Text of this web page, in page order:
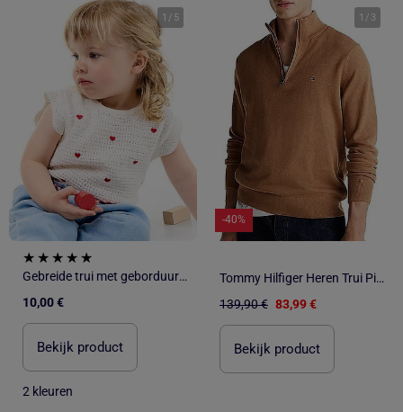
1 / 5
Gebreide trui met geborduurde hartjes
10,00 €
Bekijk product
2 kleuren
1 / 3
-40%
Tommy Hilfiger Heren Trui Pima Katoen Camel
139,90 € 83,99 €
Bekijk product